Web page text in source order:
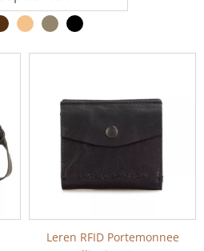
Leren RFID Portemonnee